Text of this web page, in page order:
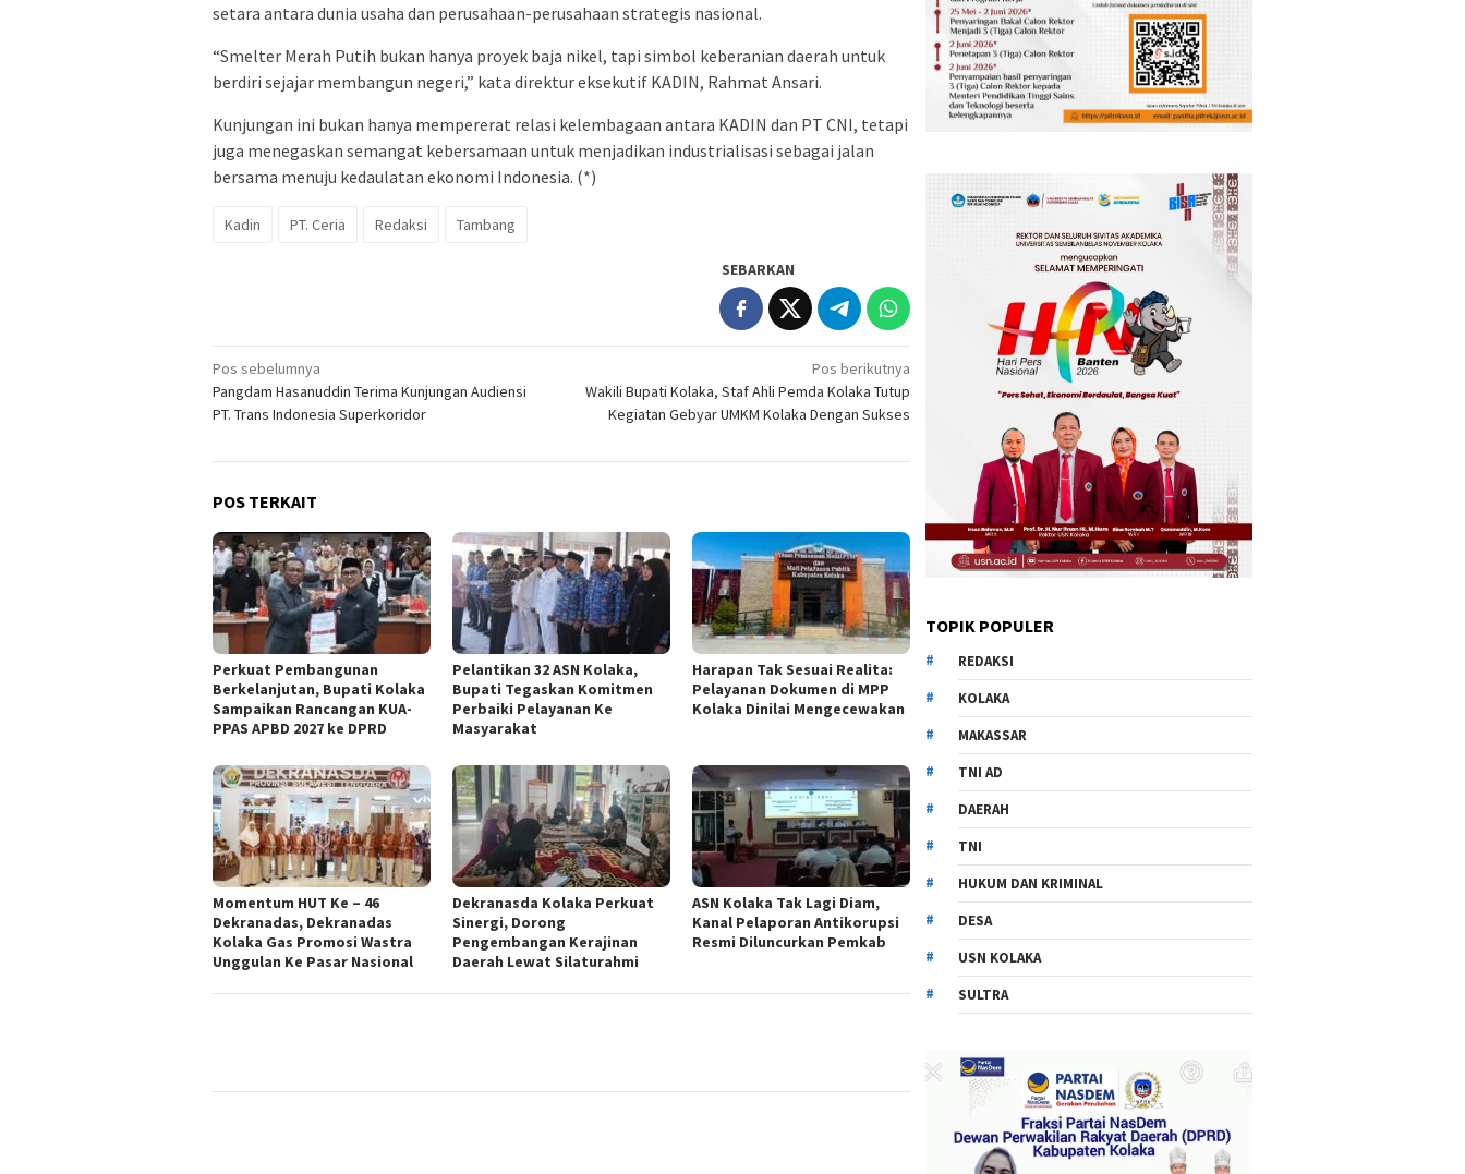
setara antara dunia usaha dan perusahaan-perusahaan strategis nasional.
“Smelter Merah Putih bukan hanya proyek baja nikel, tapi simbol keberanian daerah untuk
berdiri sejajar membangun negeri,” kata direktur eksekutif KADIN, Rahmat Ansari.
Kunjungan ini bukan hanya mempererat relasi kelembagaan antara KADIN dan PT CNI, tetapi
juga menegaskan semangat kebersamaan untuk menjadikan industrialisasi sebagai jalan
bersama menuju kedaulatan ekonomi Indonesia. (*)
Kadin PT. Ceria Redaksi Tambang
SEBARKAN
Navigasi
pos
Pos sebelumnya
Pangdam Hasanuddin Terima Kunjungan Audiensi
PT. Trans Indonesia Superkoridor
Pos berikutnya
Wakili Bupati Kolaka, Staf Ahli Pemda Kolaka Tutup
Kegiatan Gebyar UMKM Kolaka Dengan Sukses
POS TERKAIT
Perkuat Pembangunan
Berkelanjutan, Bupati Kolaka
Sampaikan Rancangan KUA-
PPAS APBD 2027 ke DPRD
Pelantikan 32 ASN Kolaka,
Bupati Tegaskan Komitmen
Perbaiki Pelayanan Ke
Masyarakat
Harapan Tak Sesuai Realita:
Pelayanan Dokumen di MPP
Kolaka Dinilai Mengecewakan
Momentum HUT Ke – 46
Dekranadas, Dekranadas
Kolaka Gas Promosi Wastra
Unggulan Ke Pasar Nasional
Dekranasda Kolaka Perkuat
Sinergi, Dorong
Pengembangan Kerajinan
Daerah Lewat Silaturahmi
ASN Kolaka Tak Lagi Diam,
Kanal Pelaporan Antikorupsi
Resmi Diluncurkan Pemkab
TOPIK POPULER
REDAKSI
KOLAKA
MAKASSAR
TNI AD
DAERAH
TNI
HUKUM DAN KRIMINAL
DESA
USN KOLAKA
SULTRA